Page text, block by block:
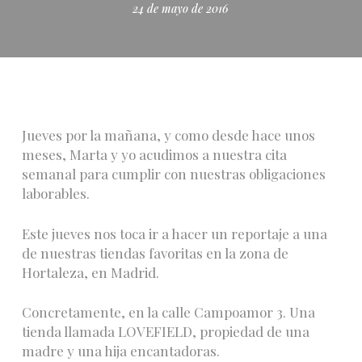
24 de mayo de 2016
Jueves por la mañana, y como desde hace unos
meses, Marta y yo acudimos a nuestra cita
semanal para cumplir con nuestras obligaciones
laborables.
Este jueves nos toca ir a hacer un reportaje a una
de nuestras tiendas favoritas en la zona de
Hortaleza, en Madrid.
Concretamente, en la calle Campoamor 3. Una
tienda llamada LOVEFIELD, propiedad de una
madre y una hija encantadoras.